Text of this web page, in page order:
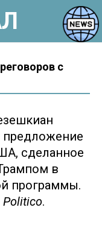
с
предложение
сделанное
в
программы.
Politico.